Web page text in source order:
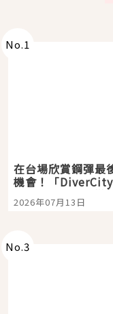
No.1
在台場欣賞鋼彈最
機會！「DiverCity
Tokyo Plaza」搭船
購物、美食及夜景
2026年07月13日
No.3